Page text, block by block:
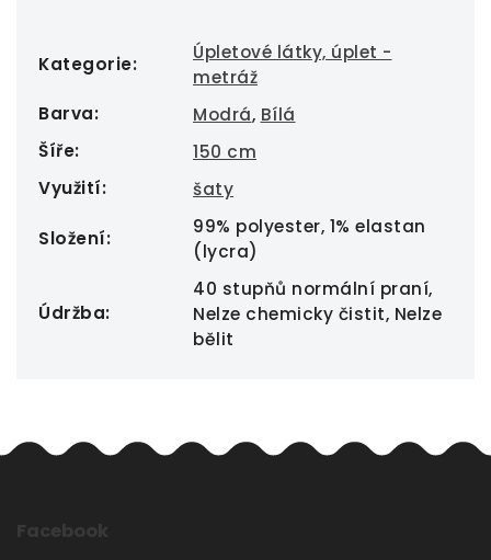
Kategorie:
Úpletové látky, úplet -
metráž
Barva: Modrá, Bílá
Šíře:
150 cm
Využití: šaty
Složení:
99% polyester, 1% elastan
(lycra)
Údržba:
40 stupňů normální praní,
Nelze chemicky čistit, Nelze
bělit
Facebook